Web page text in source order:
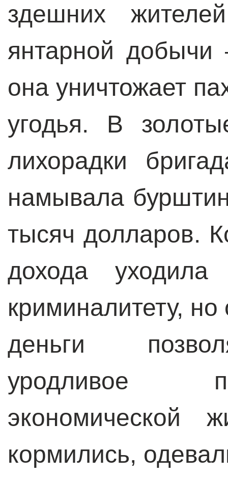
здешних
янтарной добычи
она уничтожает
угодья. В
лихорадки
намывала
тысяч долларов.
дохода уходила
криминалитету,
деньги
уродливое
кормились,